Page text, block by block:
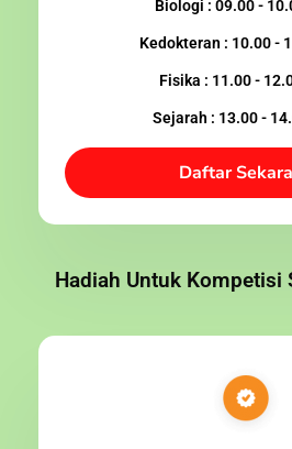
Biologi : 09.00 -
Kedokteran : 10.00 -
Fisika : 11.00 -
Sejarah : 13.00 -
Daftar
Hadiah Untuk Kompetisi